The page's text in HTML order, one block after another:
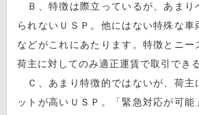
Ｂ、特徴は際立っているが、あまり
られないＵＳＰ。他にはない特殊な車
などがこれにあたります。特徴とニー
荷主に対してのみ適正運賃で取引でき
Ｃ、あまり特徴的ではないが、荷主
ットが高いＵＳＰ。「緊急対応が可能